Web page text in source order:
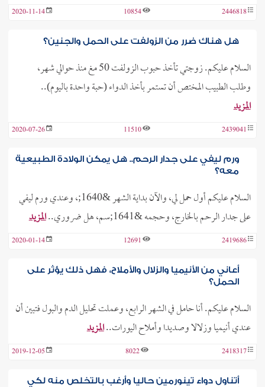
2446818
10854
2020-11-14
هل هناك ضرر من الزولفت على الحمل والجنين؟
السلام عليكم. زوجتي تأخذ حبوب الزولفت 50 مغ منذ حوالي شهر،
وطلب الطبيب المختص أن تستمر بأخذ الدواء (حبة واحدة باليوم)..
المزيد
2439041
11510
2020-07-26
ورم ليفي على جدار الرحم.. هل يمكن الولادة الطبيعية
معه؟
السلام عليكم أول حمل لي، والآن بداية الشهر &1640;، وعندي ورم ليفي
على جدار الرحم بالخارج، وحجمه &1641;سم، هل ضروري..
المزيد
2419686
12691
2020-01-14
أعاني من الأنيميا والزلال والأملاح، فهل ذلك يؤثر على
الحمل؟
السلام عليكم. أنا حامل في الشهر الرابع، وعملت تحليل الدم والبول فتبين أن
عندي أنيميا وزلالا وصديدا وأملاح اليورات..المزيد
2418317
8022
2019-12-05
أتناول دواء تينورمين حاليا وأرغب بالتخلص منه لكي